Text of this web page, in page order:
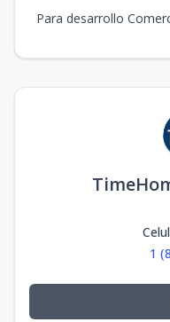
Para desarrollo
1